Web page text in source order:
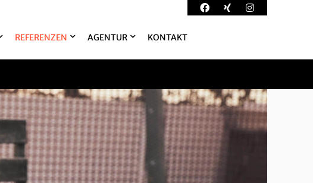
REFERENZEN AGENTUR KONTAKT